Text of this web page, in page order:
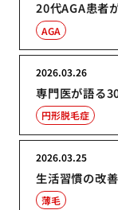
20代AGA患者
AGA
専門医が語る
2026.03.26
円形脱毛症
生活習慣の改
2026.03.25
薄毛